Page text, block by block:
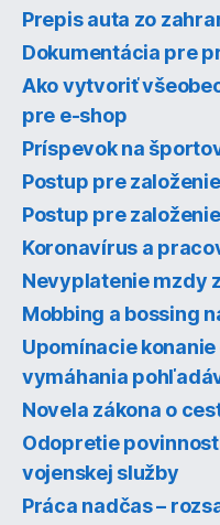
Prepis auta zo
Dokumentácia pre
Ako vytvoriť
pre e-shop
Príspevok na
Postup pre
Postup pre založenie
Koronavírus a
Nevyplatenie mzdy
Mobbing a bossing
Upomínacie
vymáhania
Novela zákona o
Odopretie
vojenskej služby
Práca nadčas –